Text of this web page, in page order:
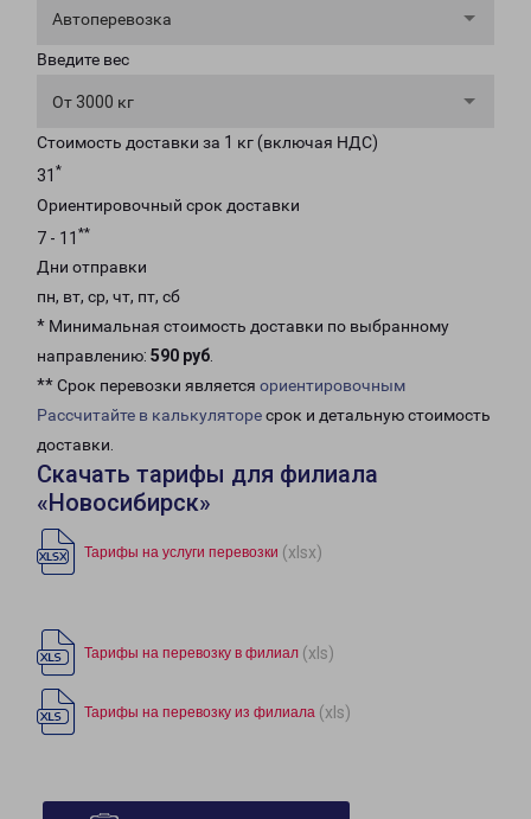
Автоперевозка
Введите вес
От 3000 кг
Стоимость доставки за 1 кг (включая НДС)
31 *
Ориентировочный срок доставки
7 - 11 **
Дни отправки
пн, вт, ср, чт, пт, сб
* Минимальная стоимость доставки по выбранному
направлению: 590 руб.
** Срок перевозки является ориентировочным
Рассчитайте в калькуляторесрок и детальную стоимость
доставки.
Скачать тарифы для филиала
«Новосибирск»
Тарифы на услуги перевозки (xlsx)
Тарифы на перевозку в филиал (xls)
Тарифы на перевозку из филиала (xls)